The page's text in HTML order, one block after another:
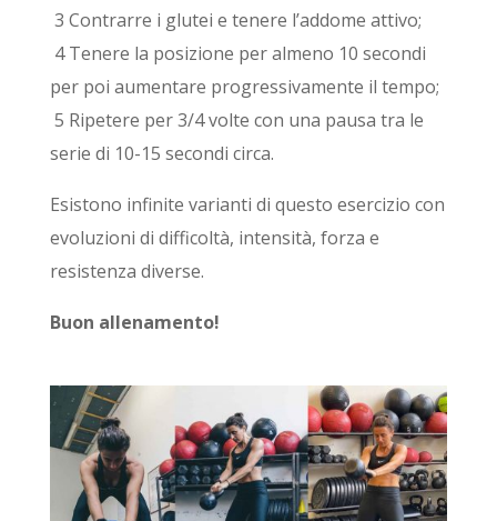
3 Contrarre i glutei e tenere l’addome attivo;
4 Tenere la posizione per almeno 10 secondi
per poi aumentare progressivamente il tempo;
5 Ripetere per 3/4 volte con una pausa tra le
serie di 10-15 secondi circa.
Esistono infinite varianti di questo esercizio con
evoluzioni di difficoltà, intensità, forza e
resistenza diverse.
Buon allenamento!